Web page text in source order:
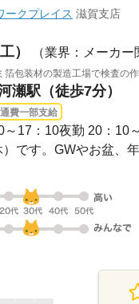
ークプレイス 滋賀支店
） （業界：メーカー
包装材の製造工場で検査の
瀬駅（徒歩7分）
費一部支給
～17：10夜勤 20：10